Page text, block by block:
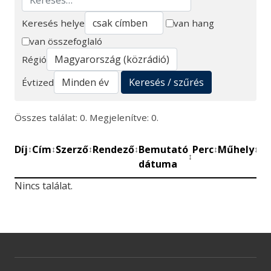
Keresés
Keresés helye
van hang
van összefoglaló
Régió
Évtized
Keresés / szűrés
Összes találat: 0. Megjelenítve: 0.
Díj↕Cím↕Szerző↕Rendező↕Bemutató
dátuma
↕
Perc↕Műhely↕
Nincs találat.